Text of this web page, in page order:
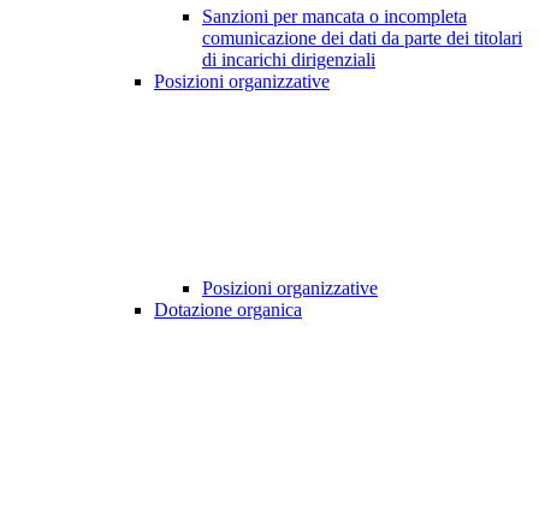
Sanzioni per mancata o incompleta
comunicazione dei dati da parte dei titolari
di incarichi dirigenziali
Posizioni organizzative
Posizioni organizzative
Dotazione organica